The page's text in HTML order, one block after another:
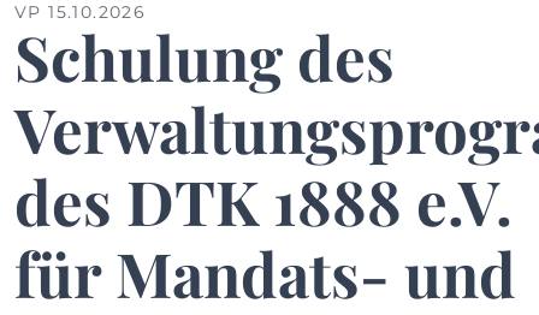
VP 15.10.2026
Schulung des
des DTK 1888 e.V.
für Mandats- und